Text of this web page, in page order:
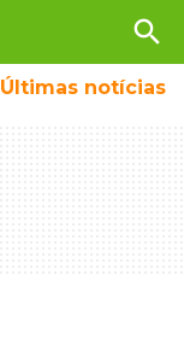
search
Últimas notícias